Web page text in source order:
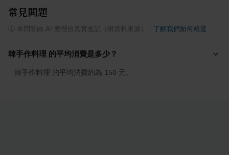
常見問題
本問答由 AI 整理自真實食記（附資料來源） 了解我們如何精選
韓手作料理 的平均消費是多少？
韓手作料理 的平均消費約為 150 元。